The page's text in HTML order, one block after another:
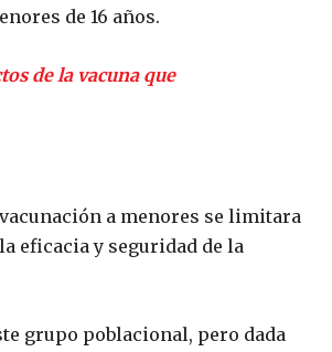
de 16 años.
de la vacuna que
a menores se limitara
eficacia y seguridad de la
grupo poblacional, pero dada